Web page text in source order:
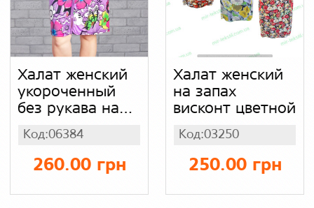
Халат женский
укороченный
без рукава на
молнии (норма,
батал)
сиреневый в
цветы, масло
бамбук
Код:06384
260.00 грн
Халат женский
на запах
висконт цветной
Код:03250
250.00 грн